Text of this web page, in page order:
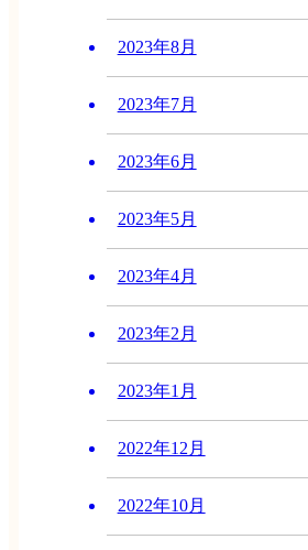
2023年8月
2023年7月
2023年6月
2023年5月
2023年4月
2023年2月
2023年1月
2022年12月
2022年10月